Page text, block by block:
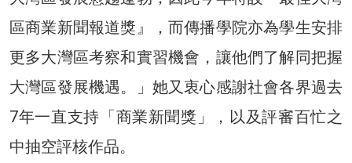
區商業新聞報道獎』，而傳播學院亦為學生安排
更多大灣區考察和實習機會，讓他們了解同把握
大灣區發展機遇。」她又衷心感謝社會各界過去
7年一直支持「商業新聞獎」，以及評審百忙之
中抽空評核作品。